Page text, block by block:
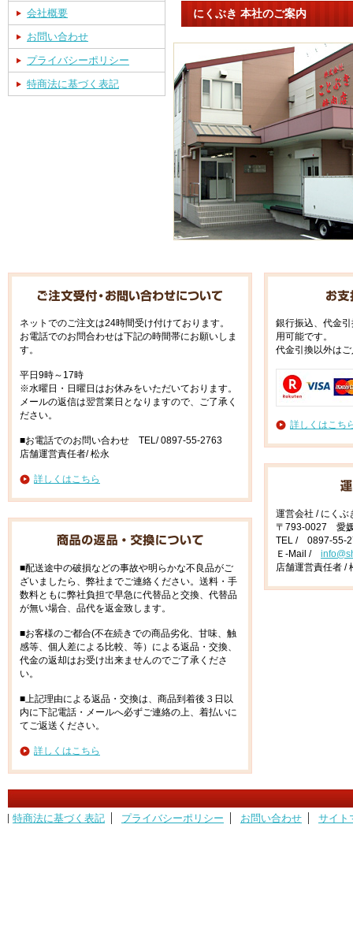
会社概要
お問い合わせ
プライバシーポリシー
特商法に基づく表記
にくぶき 本社のご案内
ネットでのご注文は24時間受け付けております。
お電話でのお問合わせは下記の時間帯にお願いしま
す。
平日9時～17時
※水曜日・日曜日はお休みをいただいております。
メールの返信は翌営業日となりますので、ご了承く
ださい。
■お電話でのお問い合わせ TEL/ 0897-55-2763
店舗運営責任者/ 松永
詳しくはこちら
■配送途中の破損などの事故や明らかな不良品がご
ざいましたら、弊社までご連絡ください。送料・手
数料ともに弊社負担で早急に代替品と交換、代替品
が無い場合、品代を返金致します。
■お客様のご都合(不在続きでの商品劣化、甘味、触
感等、個人差による比較、等）による返品・交換、
代金の返却はお受け出来ませんのでご了承くださ
い。
■上記理由による返品・交換は、商品到着後３日以
内に下記電話・メールへ必ずご連絡の上、着払いに
てご返送ください。
詳しくはこちら
銀行振込、代金
用可能です。
代金引換以外は
詳しくはこち
運営会社 / にくぶ
〒793-0027 愛
TEL / 0897-55-
Ｅ-Mail /
店舗運営責任者 /
特商法に基づく表記 プライバシーポリシー お問い合わせ サイト